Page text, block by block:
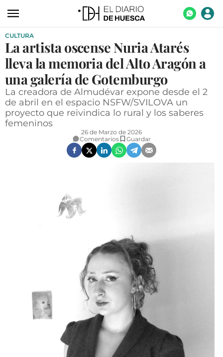
ACTUALIDAD
ECONOMÍA
TECNOLOGÍA
TURISMO
AGROALIMENTACIÓN
FIESTAS EN EL ALTO ARAGÓN
FIESTAS DE SAN LORENZO
AGENDA
CARTELERA
CULTURA
La artista oscense Nuria Atarés
lleva la memoria del Alto Aragón a
una galería de Gotemburgo
La creadora de Almudévar expone desde el 2
de abril en el espacio NSFW/SVILOVA un
proyecto que reivindica lo rural y los saberes
femeninos
26 de Marzo de 2026
Comentarios
Guardar